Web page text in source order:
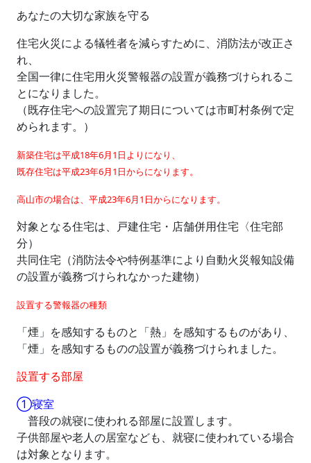
あなたの大切な家族を守る
住宅火災による犠牲者を減らすために、消防法が改正さ
れ、
全国一律に住宅用火災警報器の設置が義務づけられるこ
とになりました。
（既存住宅への設置完了期日については市町村条例で定
められます。）
新築住宅は平成18年6月1日よりになり、
既存住宅は平成23年6月1日からになります。
高山市の場合は、平成23年6月1日からになります。
対象となる住宅は、戸建住宅・店舗併用住宅〈住宅部
分）
共同住宅（消防法令や特例基準により自動火災報知設備
の設置が義務づけられなかった建物）
設置する警報器の種類
「煙」を感知するものと「熱」を感知するものがあり、
「煙」を感知するものの設置が義務づけられました。
設置する部屋
①寝室
普段の就寝に使われる部屋に設置します。
子供部屋や老人の居室なども、就寝に使われている場合
は対象となります。